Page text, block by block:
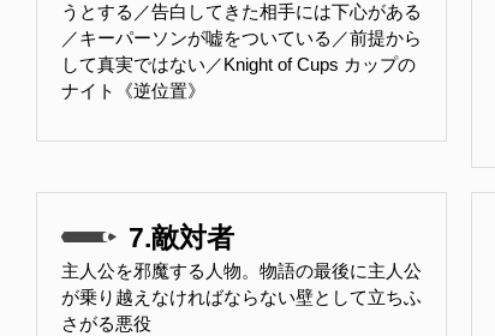
うとする／告白してきた相手には下心がある
／キーパーソンが嘘をついている／前提から
して真実ではない／Knight of Cups カップの
ナイト《逆位置》
7.敵対者
主人公を邪魔する人物。物語の最後に主人公
が乗り越えなければならない壁として立ちふ
さがる悪役